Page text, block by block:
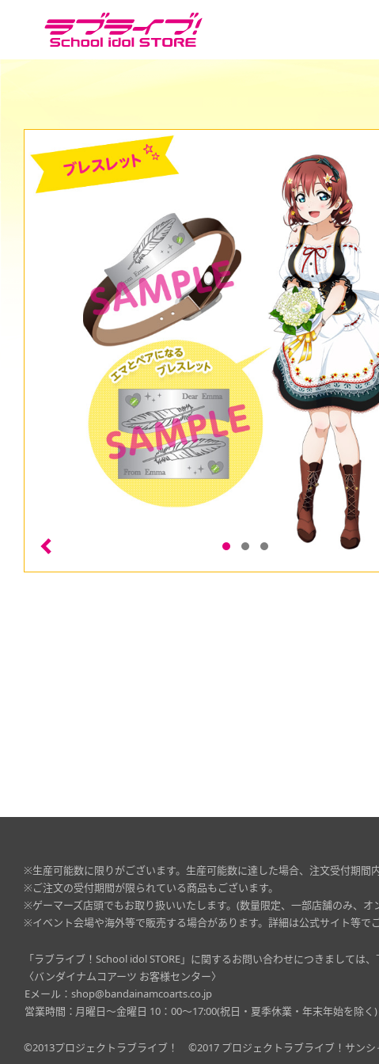
※生産可能数に限りがございます。生産可能数に達した場合、注文受付期間
※ご注文の受付期間が限られている商品もございます。
※ゲーマーズ店頭でもお取り扱いいたします。(数量限定、一部店舗のみ、オ
※イベント会場や海外等で販売する場合があります。詳細は公式サイト等で
「ラブライブ！School idol STORE」に関するお問い合わせにつきましては、
〈バンダイナムコアーツ お客様センター〉
Eメール： shop@bandainamcoarts.co.jp
営業時間： 月曜日～金曜日 10：00～17:00(祝日・夏季休業・年末年始を除く)
©2013プロジェクトラブライブ！ ©2017 プロジェクトラブライブ！サンシ